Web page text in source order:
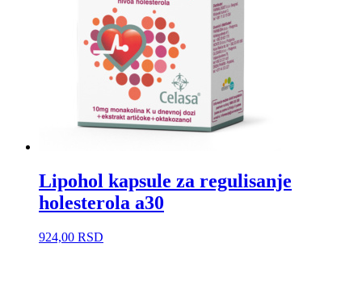
Lipohol kapsule za regulisanje
holesterola a30
924,00 RSD